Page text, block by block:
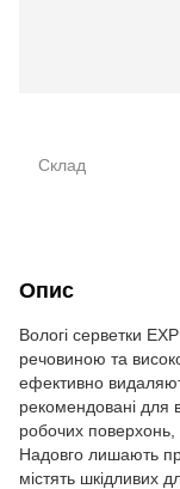
Склад
Опис
Вологі серветки
речовиною та
ефективно
рекомендовані для
робочих поверхонь,
Надовго лишають
містять шкідливих